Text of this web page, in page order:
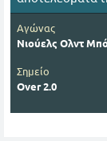
Αγώνας
Νιούελς Ολντ
Σημείο
Over 2.0